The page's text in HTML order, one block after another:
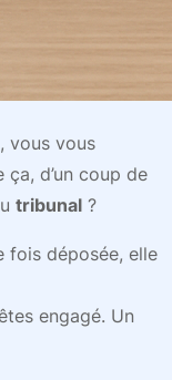
, vous vous
d’un coup de
tribunal ?
fois déposée, elle
engagé. Un